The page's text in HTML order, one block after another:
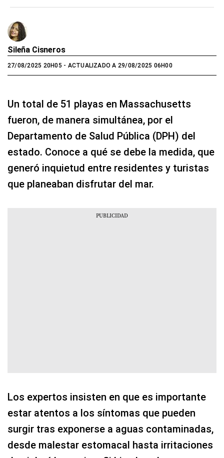
Sileña Cisneros
27/08/2025 20H05 - ACTUALIZADO A 29/08/2025 06H00
Un total de 51 playas en Massachusetts
fueron, de manera simultánea, por el
Departamento de Salud Pública (DPH) del
estado. Conoce a qué se debe la medida, que
generó inquietud entre residentes y turistas
que planeaban disfrutar del mar.
Los expertos insisten en que es importante
estar atentos a los síntomas que pueden
surgir tras exponerse a aguas contaminadas,
desde malestar estomacal hasta irritaciones